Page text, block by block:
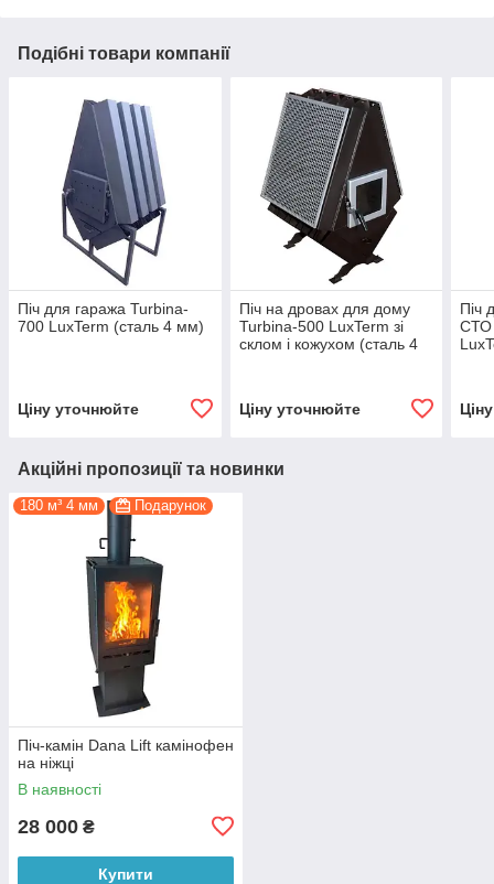
Подібні товари компанії
Піч для гаража Turbina-
700 LuxTerm (сталь 4 мм)
Ціну уточнюйте
Піч на дровах для дому
Turbina-500 LuxTerm зі
склом і кожухом (сталь 4
Ціну уточнюйте
Піч
СТО
Акційні пропозиції та новинки
180 м³ 4 мм Подарунок
Піч-камін Dana Lift камінофен
на ніжці
В наявності
28 000 ₴
Купити